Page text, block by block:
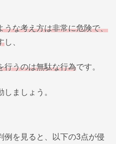
うな考え方は非常に危険で、
し、
行うのは無駄な行為です。
ましょう。
例を見ると、以下の3点が侵